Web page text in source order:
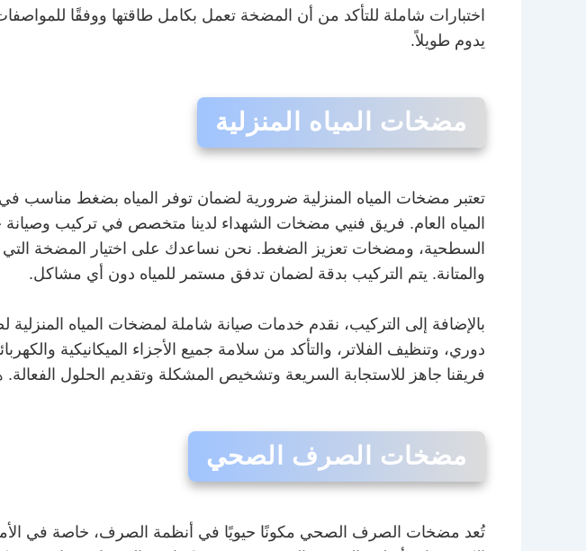
اختبارات شاملة للتأكد من أن المضخة تعمل بكامل طاقتها ووفقًا
يدوم طويلاً.
مضخات المياه المنزلية
تعتبر مضخات المياه المنزلية ضرورية لضمان توفر المياه بضغط
المياه العام. فريق فنيي مضخات الشهداء لدينا متخصص في تركيب
السطحية، ومضخات تعزيز الضغط. نحن نساعدك على اختيار المضخة التي
والمتانة. يتم التركيب بدقة لضمان تدفق مستمر للمياه دون أي مشاكل.
بالإضافة إلى التركيب، نقدم خدمات صيانة شاملة لمضخات المياه
دوري، وتنظيف الفلاتر، والتأكد من سلامة جميع الأجزاء الميكانيكية
فريقنا جاهز للاستجابة السريعة وتشخيص المشكلة وتقديم الحلول
مضخات الصرف الصحي
تُعد مضخات الصرف الصحي مكونًا حيويًا في أنظمة الصرف، خاصة في